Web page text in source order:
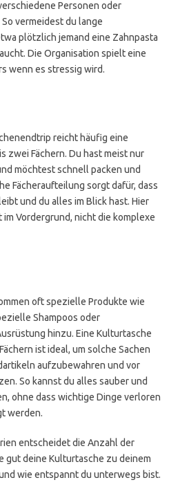
Personen oder
vermeidest du lange
plötzlich jemand eine Zahnpasta
Die Organisation spielt eine
wenn es stressig wird.
reicht häufig eine
zwei Fächern. Du hast meist nur
möchtest schnell packen und
Fächeraufteilung sorgt dafür, dass
und du alles im Blick hast. Hier
Vordergrund, nicht die komplexe
oft spezielle Produkte wie
Shampoos oder
hinzu. Eine Kulturtasche
ist ideal, um solche Sachen
aufzubewahren und vor
So kannst du alles sauber und
ohne dass wichtige Dinge verloren
werden.
entscheidet die Anzahl der
gut deine Kulturtasche zu deinem
wie entspannt du unterwegs bist.